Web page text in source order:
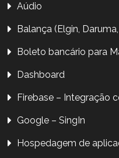
Aúdio
Balança (Elgin, Daruma,
Boleto bancário para
Dashboard
Firebase – Integração
Google – SingIn
Hospedagem de